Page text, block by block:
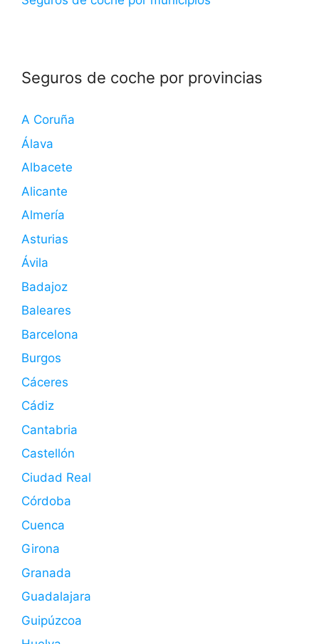
Seguros de coche por provincias
A Coruña
Álava
Albacete
Alicante
Almería
Asturias
Ávila
Badajoz
Baleares
Barcelona
Burgos
Cáceres
Cádiz
Cantabria
Castellón
Ciudad Real
Córdoba
Cuenca
Girona
Granada
Guadalajara
Guipúzcoa